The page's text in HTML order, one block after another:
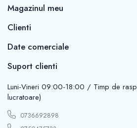
Magazinul meu
Clienti
Date comerciale
Suport clienti
Luni-Vineri 09:00-18:00 / Timp de
lucratoare)
0736692898